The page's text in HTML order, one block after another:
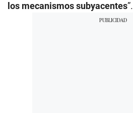
los mecanismos subyacentes”.